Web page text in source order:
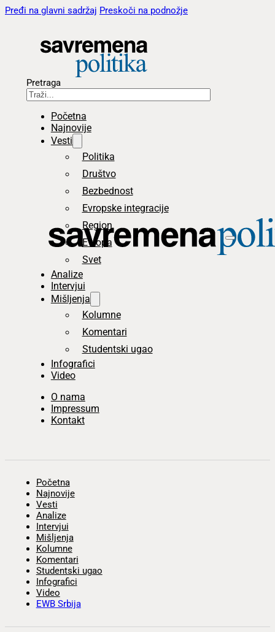
Pređi na glavni sadržaj Preskoči na podnožje
Pretraga
Početna
Najnovije
Vesti
Politika
Društvo
Bezbednost
Evropske integracije
Region
Evropa
Svet
Analize
Intervjui
Mišljenja
Kolumne
Komentari
Studentski ugao
Infografici
Video
O nama
Impressum
Kontakt
Početna
Najnovije
Vesti
Analize
Intervjui
Mišljenja
Kolumne
Komentari
Studentski ugao
Infografici
Video
EWB Srbija